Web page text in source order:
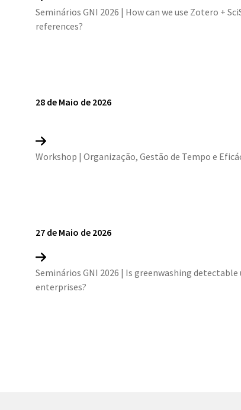
Seminários GNI 2026 | How can we use Zotero +
references?
28 de Maio de 2026
Workshop | Organização, Gestão de Tempo e
27 de Maio de 2026
Seminários GNI 2026 | Is greenwashing
enterprises?